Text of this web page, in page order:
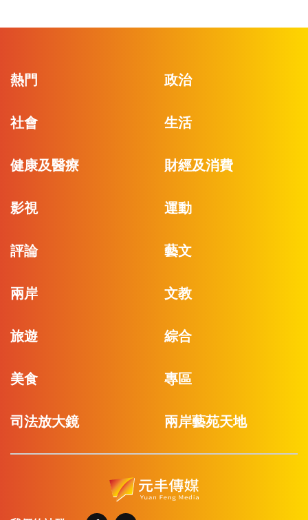
熱門 政治
社會 生活
健康及醫療 財經及消費
影視 運動
評論 藝文
兩岸 文教
旅遊 綜合
美食 專區
司法放大鏡 兩岸藝苑天地